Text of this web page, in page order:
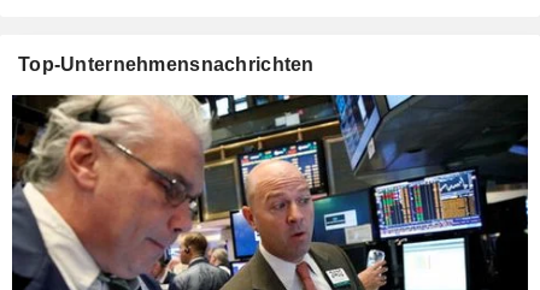
Top-Unternehmensnachrichten